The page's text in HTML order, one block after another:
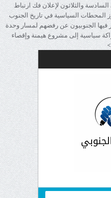
والثلاثون لإعلان فك ارتباط
مايو، كإحدى أبرز المحطات السياسية في تاريخ الجنوب
فيها الجنوبيون عن رفضهم لمسار وحدة
سياسية إلى مشروع هيمنة وإقصاء